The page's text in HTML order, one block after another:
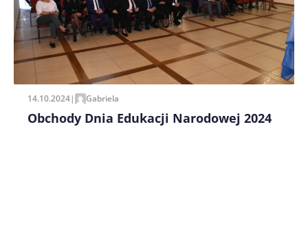
14.10.2024| Gabriela
Obchody Dnia Edukacji Narodowej 2024